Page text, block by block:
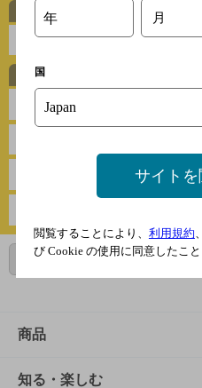
ハイボールに合う定番レシピ
お肉
ページトップに戻る
商品
商品TOP
知る・楽しむ
年 月
国
サイトを
閲覧することにより、 利用規約、
び Cookie の使用に同意したこと